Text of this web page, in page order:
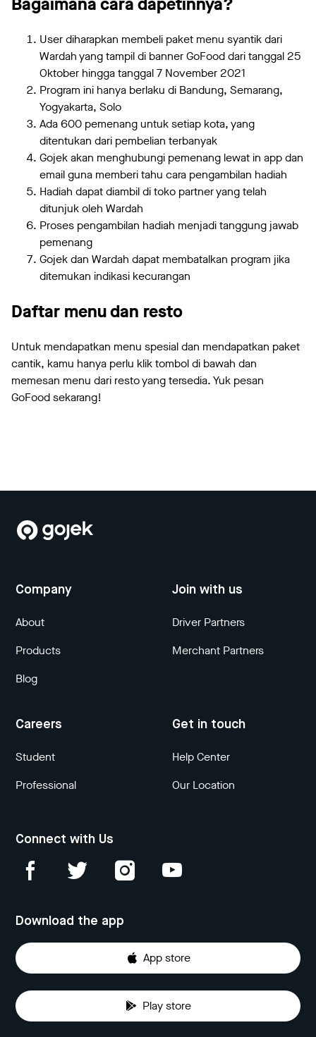
User diharapkan membeli paket menu syantik dari
Wardah yang tampil di banner GoFood dari tanggal 25
Oktober hingga tanggal 7 November 2021
Program ini hanya berlaku di Bandung, Semarang,
Yogyakarta, Solo
Ada 600 pemenang untuk setiap kota, yang
ditentukan dari pembelian terbanyak
Gojek akan menghubungi pemenang lewat in app dan
email guna memberi tahu cara pengambilan hadiah
Hadiah dapat diambil di toko partner yang telah
ditunjuk oleh Wardah
Proses pengambilan hadiah menjadi tanggung jawab
pemenang
Gojek dan Wardah dapat membatalkan program jika
ditemukan indikasi kecurangan
Daftar menu dan resto
Untuk mendapatkan menu spesial dan mendapatkan paket
cantik, kamu hanya perlu klik tombol di bawah dan
memesan menu dari resto yang tersedia. Yuk pesan
GoFood sekarang!
Company
About
Products
Blog
Join with us
Driver Partners
Merchant Partners
Careers
Student
Professional
Get in touch
Help Center
Our Location
Connect with Us
Download the app
App store
Play store